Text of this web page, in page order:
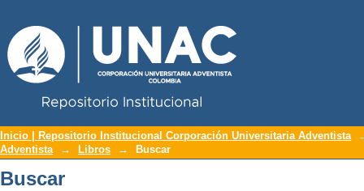
Buscar
Inicio | Repositorio Institucional Corporación Universitaria Adventista
Adventista
→ Libros → Buscar
Buscar